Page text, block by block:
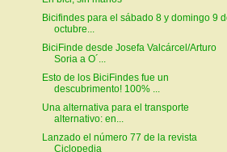
Bicifindes para el sábado 8 y domingo 9
octubre...
BiciFinde desde Josefa Valcárcel/Arturo
Soria a O´...
Esto de los BiciFindes fue un
descubrimento! 100% ...
Una alternativa para el transporte
alternativo: en...
Lanzado el número 77 de la revista
Ciclopedia